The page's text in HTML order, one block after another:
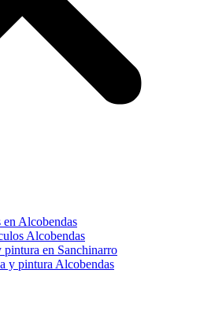
en Alcobendas
Alcobendas
pintura en Sanchinarro
y pintura Alcobendas